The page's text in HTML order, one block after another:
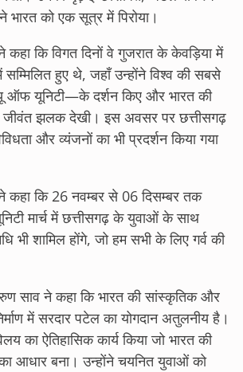
को एक सूत्र में पिरोया।
कहा कि विगत दिनों वे गुजरात के केवड़िया में
सम्मिलित हुए थे, जहाँ उन्होंने विश्व की सबसे
ऑफ यूनिटी—के दर्शन किए और भारत की
जीवंत झलक देखी। इस अवसर पर छत्तीसगढ़
और व्यंजनों का भी प्रदर्शन किया गया
कहा कि 26 नवम्बर से 06 दिसम्बर तक
मार्च में छत्तीसगढ़ के युवाओं के साथ
भी शामिल होंगे, जो हम सभी के लिए गर्व की
साव ने कहा कि भारत की सांस्कृतिक और
में सरदार पटेल का योगदान अतुलनीय है।
का ऐतिहासिक कार्य किया जो भारत की
आधार बना। उन्होंने चयनित युवाओं को